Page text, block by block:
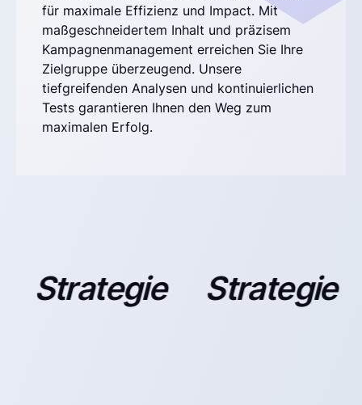
für maximale Effizienz und Impact. Mit
maßgeschneidertem Inhalt und präzisem
Kampagnenmanagement erreichen Sie Ihre
Zielgruppe überzeugend. Unsere
tiefgreifenden Analysen und kontinuierlichen
Tests garantieren Ihnen den Weg zum
maximalen Erfolg.
Strategie Strategie